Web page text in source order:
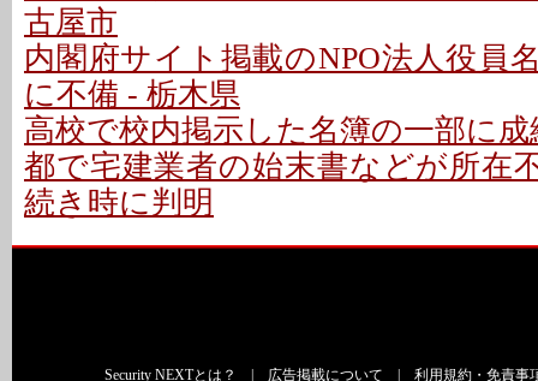
古屋市
内閣府サイト掲載のNPO法人役員
に不備 - 栃木県
高校で校内掲示した名簿の一部に
都で宅建業者の始末書などが所在
続き時に判明
Security NEXTとは？ 広告掲載について 利用規約・免責事